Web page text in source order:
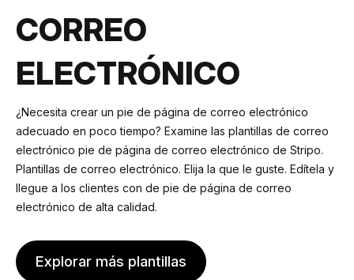
CORREO
ELECTRÓNICO
¿Necesita crear un pie de página de correo electrónico
adecuado en poco tiempo? Examine las plantillas de correo
electrónico pie de página de correo electrónico de Stripo.
Plantillas de correo electrónico. Elija la que le guste. Edítela y
llegue a los clientes con de pie de página de correo
electrónico de alta calidad.
Explorar más plantillas